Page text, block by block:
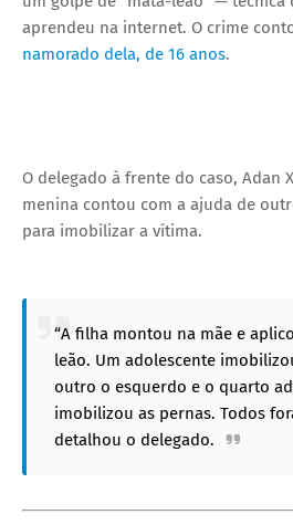
aprendeu na internet. O crime
namorado dela, de 16 anos.
O delegado à frente do caso, Adan
menina contou com a ajuda de
para imobilizar a vítima.
“A filha montou na mãe e
leão. Um adolescente
outro o esquerdo e o quarto
imobilizou as pernas. Todos
detalhou o delegado.